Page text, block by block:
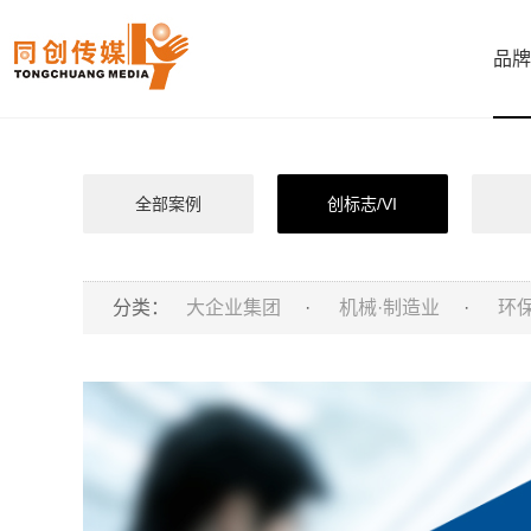
品
全部案例 创标志/VI
分类： 大企业集团 · 机械·制造业 · 环